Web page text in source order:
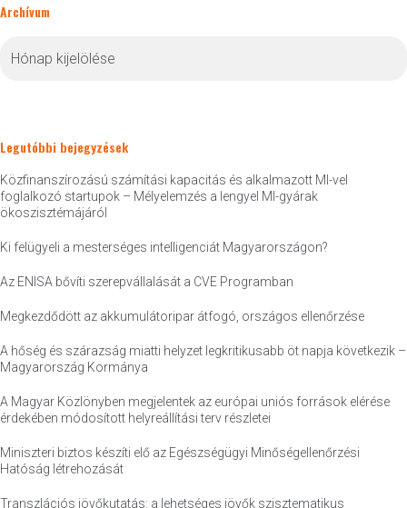
Archívum
Legutóbbi bejegyzések
Közfinanszírozású számítási kapacitás és alkalmazott MI-vel
foglalkozó startupok – Mélyelemzés a lengyel MI-gyárak
ökoszisztémájáról
Ki felügyeli a mesterséges intelligenciát Magyarországon?
Az ENISA bővíti szerepvállalását a CVE Programban
Megkezdődött az akkumulátoripar átfogó, országos ellenőrzése
A hőség és szárazság miatti helyzet legkritikusabb öt napja következik –
Magyarország Kormánya
A Magyar Közlönyben megjelentek az európai uniós források elérése
érdekében módosított helyreállítási terv részletei
Miniszteri biztos készíti elő az Egészségügyi Minőségellenőrzési
Hatóság létrehozását
Transzlációs jövőkutatás: a lehetséges jövők szisztematikus